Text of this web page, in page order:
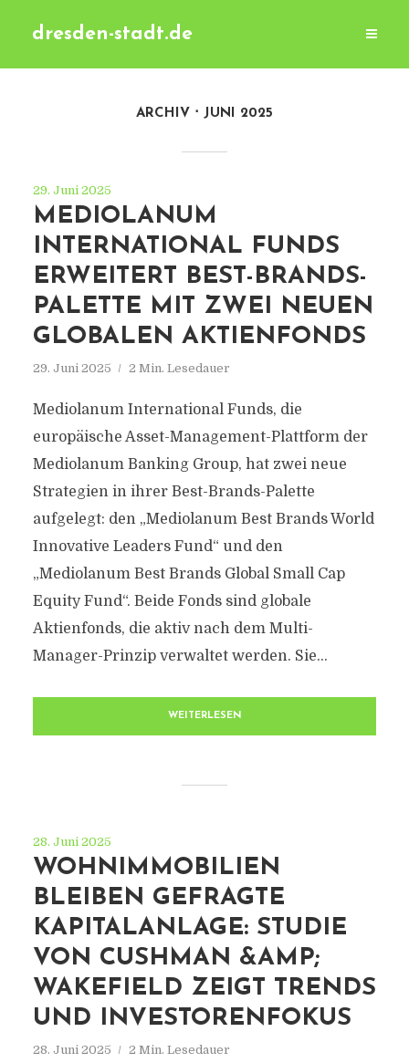
dresden-stadt.de
ARCHIV JUNI 2025
29. Juni 2025
MEDIOLANUM
INTERNATIONAL FUNDS
ERWEITERT BEST-BRANDS-
PALETTE MIT ZWEI NEUEN
GLOBALEN AKTIENFONDS
29. Juni 2025 2 Min. Lesedauer
Mediolanum International Funds, die
europäische Asset-Management-Plattform der
Mediolanum Banking Group, hat zwei neue
Strategien in ihrer Best-Brands-Palette
aufgelegt: den „Mediolanum Best Brands World
Innovative Leaders Fund“ und den
„Mediolanum Best Brands Global Small Cap
Equity Fund“. Beide Fonds sind globale
Aktienfonds, die aktiv nach dem Multi-
Manager-Prinzip verwaltet werden. Sie...
WEITERLESEN
28. Juni 2025
WOHNIMMOBILIEN
BLEIBEN GEFRAGTE
KAPITALANLAGE: STUDIE
VON CUSHMAN &AMP;
WAKEFIELD ZEIGT TRENDS
UND INVESTORENFOKUS
28. Juni 2025 2 Min. Lesedauer